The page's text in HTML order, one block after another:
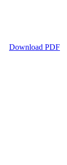
Download PDF